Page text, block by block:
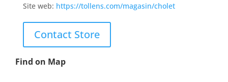
Site web: https://tollens.com/magasin/cholet
Contact Store
Find on Map